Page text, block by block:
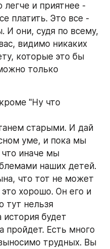
и приятнее -
платить. Это все -
И они, судя по всему,
видимо никаких
которые это бы
только
"Ну что
старыми. И дай
уме, и пока мы
иначе мы
наших детей.
что тот не может
хорошо. Он его и
тут нельзя
история будет
пройдет. Есть много
трудных. Вы